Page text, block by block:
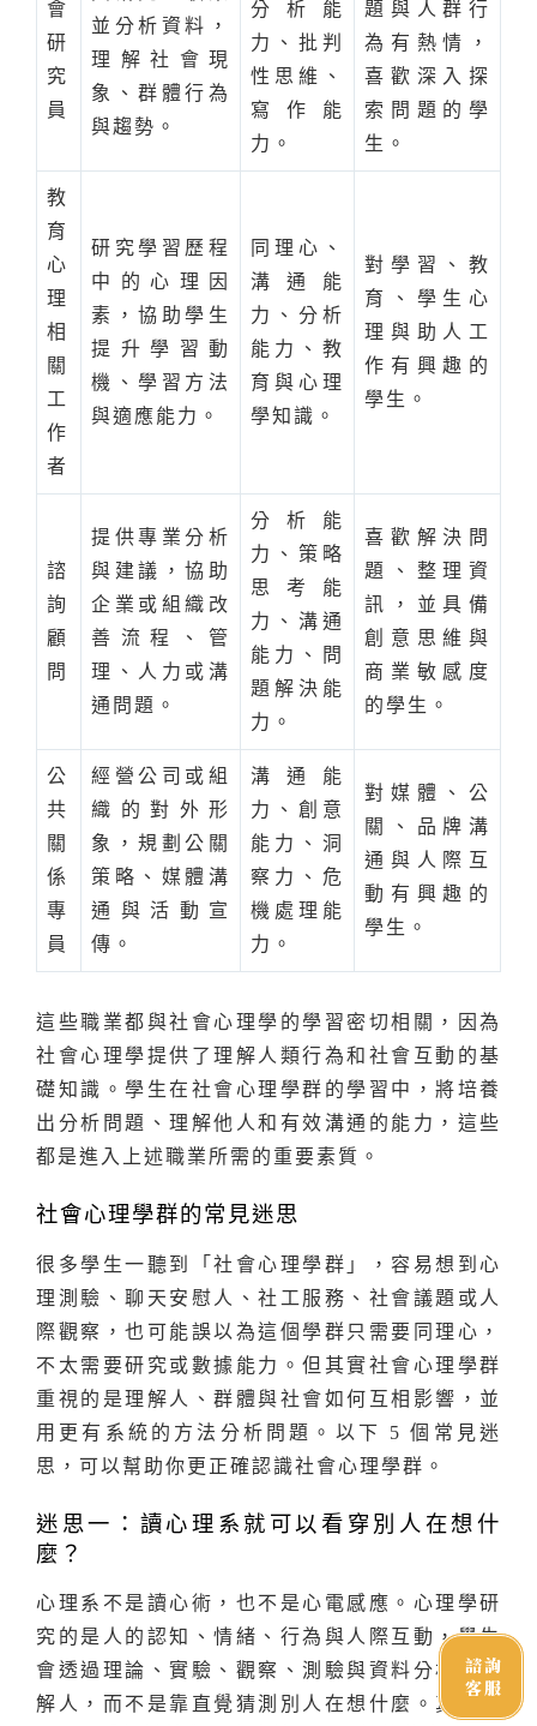
會
研
究
員
並分析資料，
理解社會現
象、群體行為
與趨勢。
分析能
力、批判
性思維、
寫作能
力。
題與人群行
為有熱情，
喜歡深入探
索問題的學
生。
教
育
心
理
相
關
工
作
者
研究學習歷程
中的心理因
素，協助學生
提升學習動
機、學習方法
與適應能力。
同理心、
溝通能
力、分析
能力、教
育與心理
學知識。
對學習、教
育、學生心
理與助人工
作有興趣的
學生。
諮
詢
顧
問
提供專業分析
與建議，協助
企業或組織改
善流程、管
理、人力或溝
通問題。
分析能
力、策略
思考能
力、溝通
能力、問
題解決能
力。
喜歡解決問
題、整理資
訊，並具備
創意思維與
商業敏感度
的學生。
公
共
關
係
專
員
經營公司或組
織的對外形
象，規劃公關
策略、媒體溝
通與活動宣
傳。
溝通能
力、創意
能力、洞
察力、危
機處理能
力。
對媒體、公
關、品牌溝
通與人際互
動有興趣的
學生。
這些職業都與社會心理學的學習密切相關，因為
社會心理學提供了理解人類行為和社會互動的基
礎知識。學生在社會心理學群的學習中，將培養
出分析問題、理解他人和有效溝通的能力，這些
都是進入上述職業所需的重要素質。
社會心理學群的常見迷思
很多學生一聽到「社會心理學群」，容易想到心
理測驗、聊天安慰人、社工服務、社會議題或人
際觀察，也可能誤以為這個學群只需要同理心，
不太需要研究或數據能力。但其實社會心理學群
重視的是理解人、群體與社會如何互相影響，並
用更有系統的方法分析問題。以下 5 個常見迷
思，可以幫助你更正確認識社會心理學群。
迷思一：讀心理系就可以看穿別人在想什
麼？
心理系不是讀心術，也不是心電感應。心理學研
究的是人的認知、情緒、行為與人際互動，學生
會透過理論、實驗、觀察、測驗與資料分析來理
解人，而不是靠直覺猜測別人在想什麼。真正的
諮詢
客服